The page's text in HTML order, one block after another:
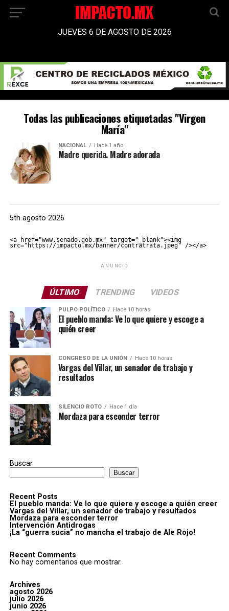
JUEVES 6 DE AGOSTO DE 2026
Todas las publicaciones etiquetadas "Virgen
María"
NACIONAL Hace 1 año
Madre querida. Madre adorada
5th agosto 2026
<a href="www.senado.gob.mx" target="_blank"><img
src="https://impacto.mx/banner/contratrata.jpeg" /></a>
ANUNCIO
ÚLTIMO TRENDING VIDEOS
PULPO POLÍTICO Hace 10 horas
El pueblo manda: Ve lo que quiere y escoge a
quién creer
CONGRESO DE LA UNIÓN Hace 10 horas
Vargas del Villar, un senador de trabajo y
resultados
SILENCIO ROTO Hace 1 día
Mordaza para esconder terror
Buscar
Buscar
Recent Posts
El pueblo manda: Ve lo que quiere y escoge a quién creer
Vargas del Villar, un senador de trabajo y resultados
Mordaza para esconder terror
Intervención Antidrogas
¡La “guerra sucia” no mancha el trabajo de Ale Rojo!
Recent Comments
No hay comentarios que mostrar.
Archives
agosto 2026
julio 2026
junio 2026